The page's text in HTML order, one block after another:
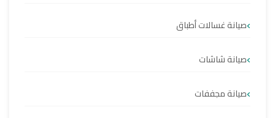
صيانة غسالات أطباق
صيانة شاشات
صيانة مجففات